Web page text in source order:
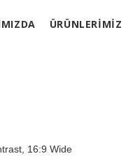
ÜRÜNLERIMIZ
16:9 Wide